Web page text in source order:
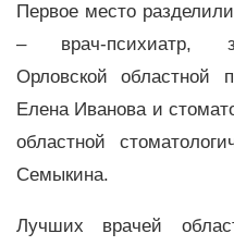
Первое место
– врач-психиатр,
Орловской областной
Елена Иванова и
областной
Семыкина.
Лучших врачей